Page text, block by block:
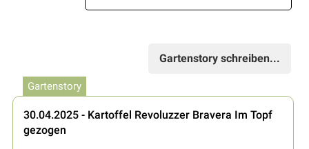
Gartenstory schreiben...
Gartenstory
30.04.2025 - Kartoffel Revoluzzer Bravera Im Topf
gezogen